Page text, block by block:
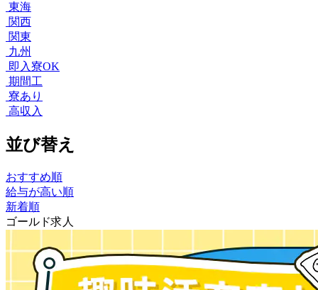
東海
関西
関東
九州
即入寮OK
期間工
寮あり
高収入
並び替え
おすすめ順
給与が高い順
新着順
ゴールド求人